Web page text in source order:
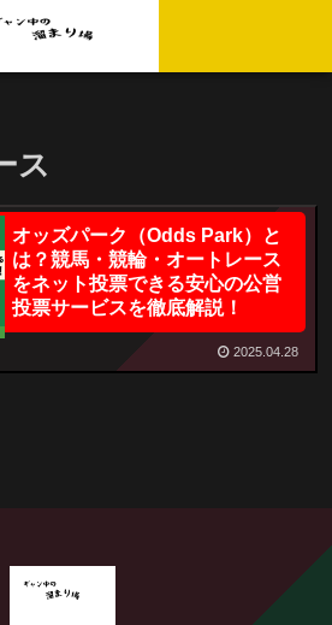
ス
オッズパーク（Odds Park）と
は？競馬・競輪・オートレース
をネット投票できる安心の公営
投票サービスを徹底解説！
2025.04.28